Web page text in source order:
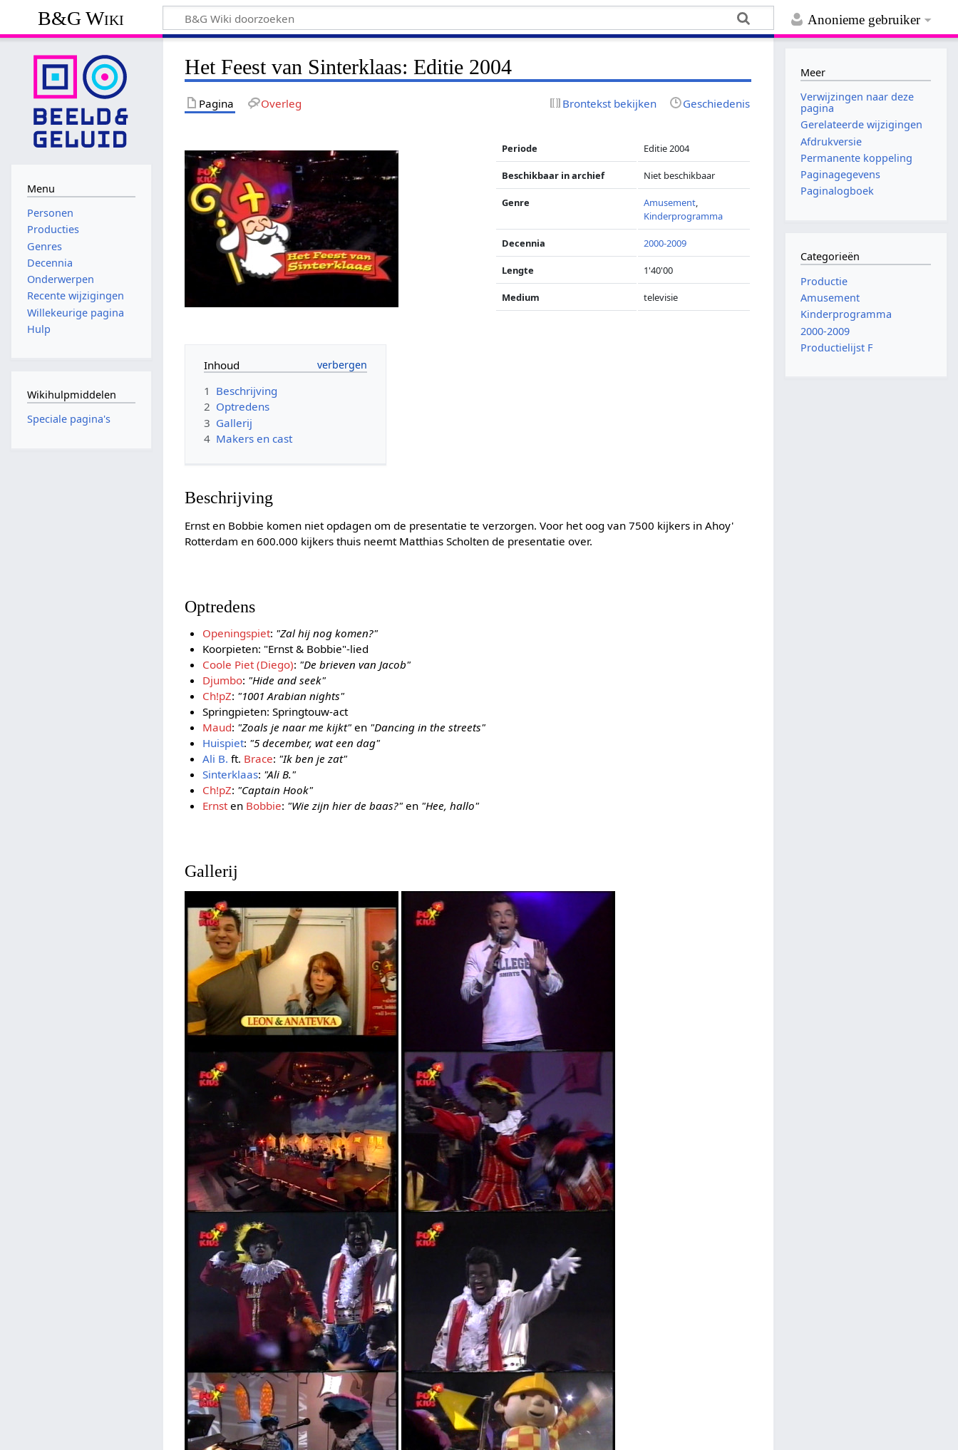
Anonieme gebruiker
B&G Wiki
Het Feest van Sinterklaas: Editie 2004
Pagina Overleg Brontekst bekijken Geschiedenis
Periode Editie 2004
Beschikbaar in archief Niet beschikbaar
Genre Amusement,
Kinderprogramma
Decennia 2000-2009
Lengte 1'40'00
Medium televisie
Inhoud
1 Beschrijving
2 Optredens
3 Gallerij
4 Makers en cast
Beschrijving
Ernst en Bobbie komen niet opdagen om de presentatie te verzorgen. Voor het oog van 7500 kijkers in Ahoy'
Rotterdam en 600.000 kijkers thuis neemt Matthias Scholten de presentatie over.
Optredens
Openingspiet: "Zal hij nog komen?"
Koorpieten: "Ernst & Bobbie"-lied
Coole Piet (Diego): "De brieven van Jacob"
Djumbo: "Hide and seek"
Ch!pZ: "1001 Arabian nights"
Springpieten: Springtouw-act
Maud: "Zoals je naar me kijkt"en "Dancing in the streets"
Huispiet: "5 december, wat een dag"
Ali B. ft. Brace: "Ik ben je zat"
Sinterklaas: "Ali B."
Ch!pZ: "Captain Hook"
Ernsten Bobbie: "Wie zijn hier de baas?"en "Hee, hallo"
Gallerij
Menu
Personen
Producties
Genres
Decennia
Onderwerpen
Recente wijzigingen
Willekeurige pagina
Hulp
Wikihulpmiddelen
Speciale pagina's
Meer
Verwijzingen naar deze
pagina
Gerelateerde wijzigingen
Afdrukversie
Permanente koppeling
Paginagegevens
Paginalogboek
Categorieën
Productie
Amusement
Kinderprogramma
2000-2009
Productielijst F